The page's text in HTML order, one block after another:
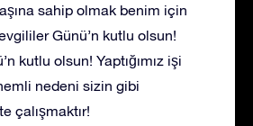
sahip olmak benim için
Günü’n kutlu olsun!
kutlu olsun! Yaptığımız işi
nedeni sizin gibi
çalışmaktır!